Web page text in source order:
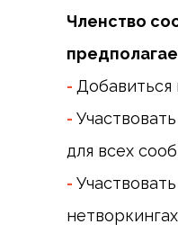
Членство
-
-
для всех
-
нетворкингах